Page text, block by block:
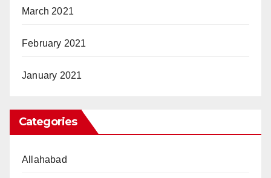
March 2021
February 2021
January 2021
Categories
Allahabad